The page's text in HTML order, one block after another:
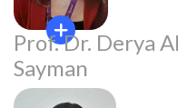
Prof. Dr. Derya
Sayman